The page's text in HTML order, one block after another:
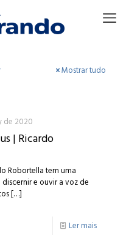
Mostrar tudo
de 2020
| Ricardo
Robortella tem uma
e ouvir a voz de
[…]
Ler mais